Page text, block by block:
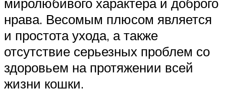
нрава. Весомым плюсом является
и простота ухода, а также
отсутствие серьезных проблем со
здоровьем на протяжении всей
жизни кошки.